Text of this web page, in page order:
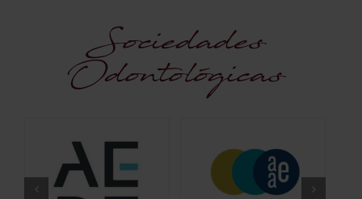
Sociedades
Odontológicas